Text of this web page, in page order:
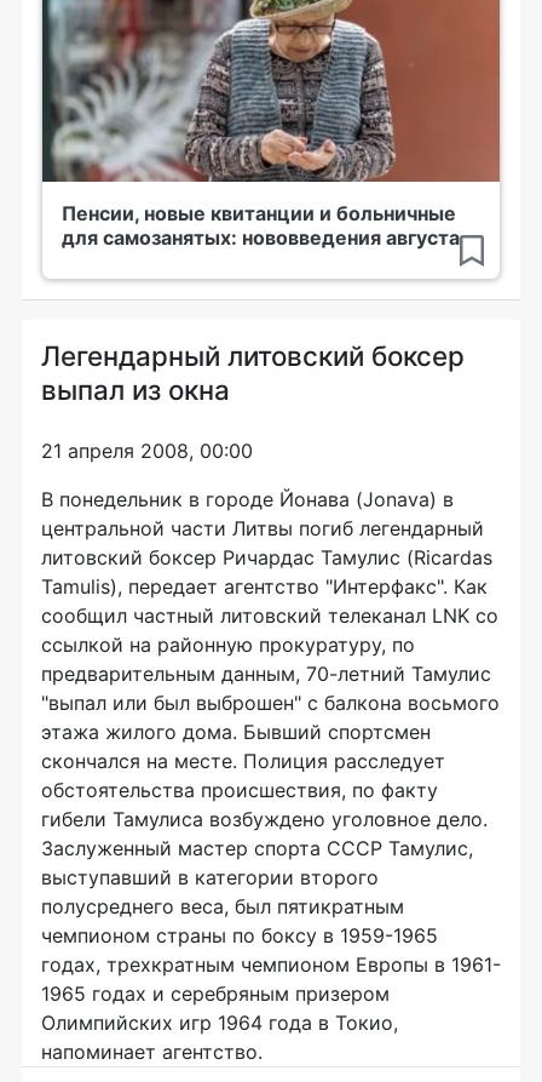
Пенсии, новые квитанции и больничные
для самозанятых: нововведения августа
Легендарный литовский боксер
выпал из окна
21 апреля 2008, 00:00
В понедельник в городе Йонава (Jonava) в
центральной части Литвы погиб легендарный
литовский боксер Ричардас Тамулис (Ricardas
Tamulis), передает агентство "Интерфакс". Как
сообщил частный литовский телеканал LNK со
ссылкой на районную прокуратуру, по
предварительным данным, 70-летний Тамулис
"выпал или был выброшен" с балкона восьмого
этажа жилого дома. Бывший спортсмен
скончался на месте. Полиция расследует
обстоятельства происшествия, по факту
гибели Тамулиса возбуждено уголовное дело.
Заслуженный мастер спорта CCCР Тамулис,
выступавший в категории второго
полусреднего веса, был пятикратным
чемпионом страны по боксу в 1959-1965
годах, трехкратным чемпионом Европы в 1961-
1965 годах и серебряным призером
Олимпийских игр 1964 года в Токио,
напоминает агентство.